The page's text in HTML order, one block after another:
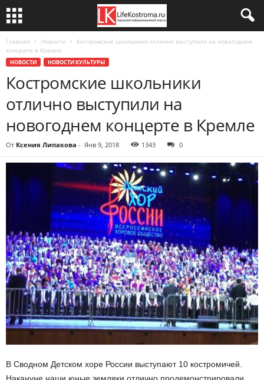
Главная Новости
Костромские школьники отлично выступили на новогоднем
концерте в Кремле
НОВОСТИ НОВОСТИ КУЛЬТУРЫ
Костромские школьники
отлично выступили на
новогоднем концерте в Кремле
От Ксения Липакова - Янв 9, 2018 1343 0
В Сводном Детском хоре России выступают 10 костромичей.